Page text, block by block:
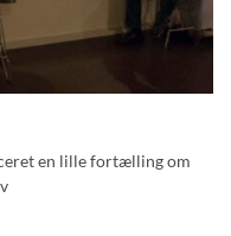
en lille fortælling om